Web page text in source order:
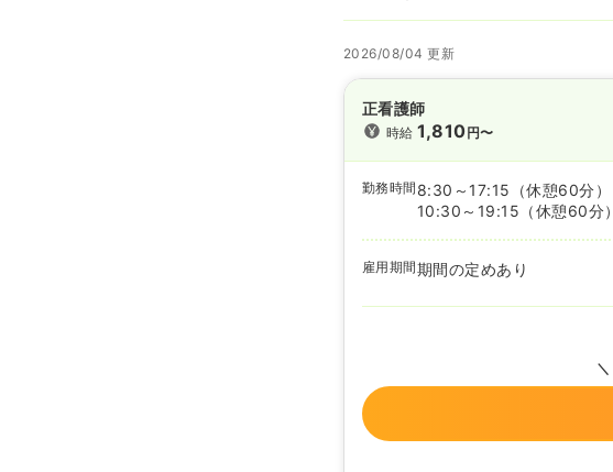
2026/08/04 更新
正看護師
時給1,810円〜
勤務時間 8:30～17:15
（休憩60分）
10:30～19:15 （休憩60分）
雇用期間期間の定めあり